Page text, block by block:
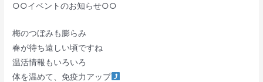
○○イベントのお知らせ○○
梅のつぼみも膨らみ
春が待ち遠しい頃ですね
温活情報もいろいろ
体を温めて、免疫力アップ